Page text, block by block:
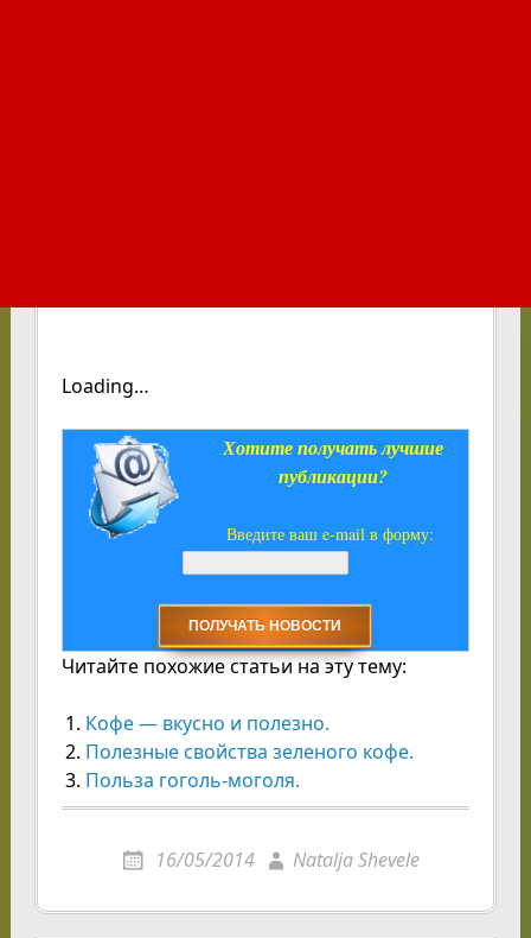
Loading…
Хотите получать лучшие
публикации?
Введите ваш e-mail в форму:
Читайте похожие статьи на эту тему:
Кофе — вкусно и полезно.
Полезные свойства зеленого кофе.
Польза гоголь-моголя.
16/05/2014 Natalja Shevele